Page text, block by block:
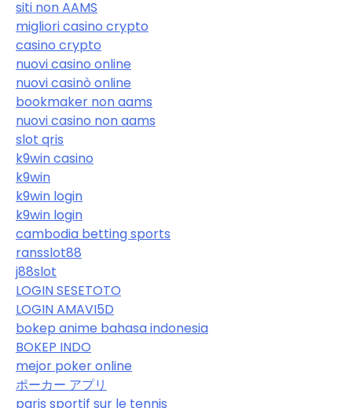
siti non AAMS
migliori casino crypto
casino crypto
nuovi casino online
nuovi casinò online
bookmaker non aams
nuovi casino non aams
slot qris
k9win casino
k9win
k9win login
k9win login
cambodia betting sports
ransslot88
j88slot
LOGIN SESETOTO
LOGIN AMAVI5D
bokep anime bahasa indonesia
BOKEP INDO
mejor poker online
ポーカー アプリ
paris sportif sur le tennis